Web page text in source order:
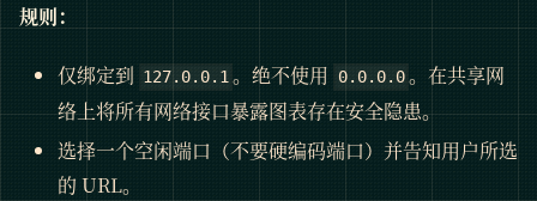
规则：
仅绑定到 127.0.0.1 。绝不使用 0.0.0.0 。在共享网
络上将所有网络接口暴露图表存在安全隐患。
选择一个空闲端口（不要硬编码端口）并告知用户所选
的 URL。